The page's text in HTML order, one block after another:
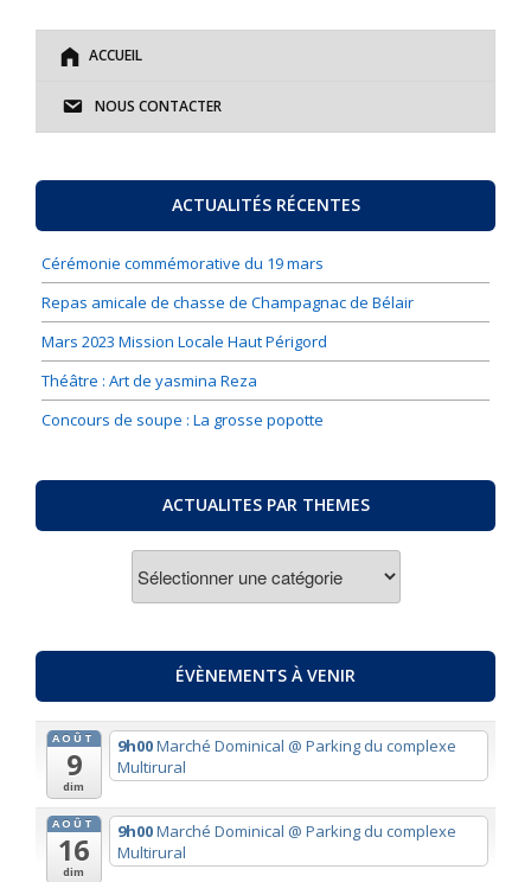
ACCUEIL
NOUS CONTACTER
ACTUALITÉS RÉCENTES
Cérémonie commémorative du 19 mars
Repas amicale de chasse de Champagnac de Bélair
Mars 2023 Mission Locale Haut Périgord
Théâtre : Art de yasmina Reza
Concours de soupe : La grosse popotte
ACTUALITES PAR THEMES
ÉVÈNEMENTS À VENIR
AOÛT
9
dim
9h00Marché Dominical @ Parking du complexe
Multirural
AOÛT
16
dim
9h00Marché Dominical @ Parking du complexe
Multirural